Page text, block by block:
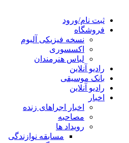
ثبت نام/ورود
فروشگاه
نسخه فیزیکی آلبوم
اکسسوری
لباس هنرمندان
رادیو آنلاین
بانک موسیقی
رادیو آنلاین
اخبار
اخبار اجراهای زنده
مصاحبه
رویداد ها
مسابقه نوازندگی